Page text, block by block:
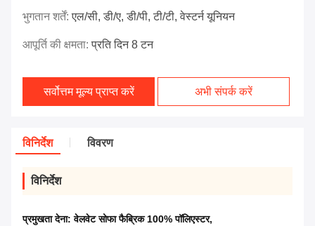
भुगतान शर्तें:एल/सी, डी/ए, डी/पी, टी/टी, वेस्टर्न यूनियन
आपूर्ति की क्षमता:प्रति दिन 8 टन
सर्वोत्तम मूल्य प्राप्त करें अभी संपर्क करें
विनिर्देश विवरण
विनिर्देश
प्रमुखता देना:वेलवेट सोफा फैब्रिक 100% पॉलिएस्टर,